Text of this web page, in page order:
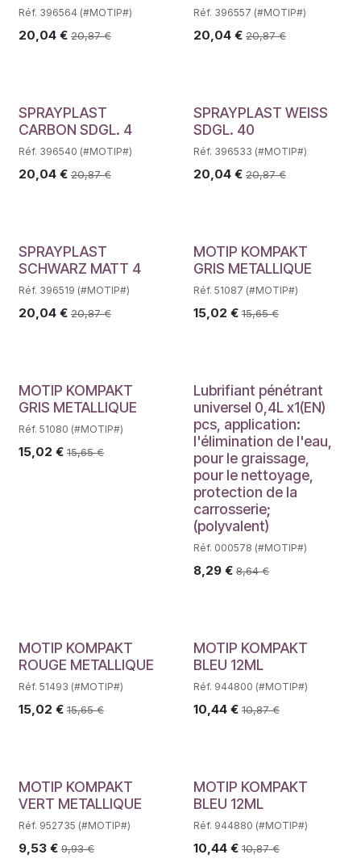
Réf. 396564 (#MOTIP#)
20,04 € 20,87€
Réf. 396557 (#MOTIP#)
20,04€ 20,87€
SPRAYPLAST
CARBON SDGL. 4
Réf. 396540 (#MOTIP#)
20,04 € 20,87€
SPRAYPLAST WEISS
SDGL. 40
Réf. 396533 (#MOTIP#)
20,04€ 20,87€
SPRAYPLAST
SCHWARZ MATT 4
Réf. 396519 (#MOTIP#)
20,04 € 20,87€
MOTIP KOMPAKT
GRIS METALLIQUE
Réf. 51087 (#MOTIP#)
15,02 € 15,65€
MOTIP KOMPAKT
GRIS METALLIQUE
Réf. 51080 (#MOTIP#)
15,02 € 15,65€
Lubrifiant pénétrant
universel 0,4L x1(EN)
pcs, application:
l'élimination de l'eau,
pour le graissage,
pour le nettoyage,
protection de la
carrosserie;
(polyvalent)
Réf. 000578 (#MOTIP#)
8,29€ 8,64€
MOTIP KOMPAKT
ROUGE METALLIQUE
Réf. 51493 (#MOTIP#)
15,02 € 15,65€
MOTIP KOMPAKT
BLEU 12ML
Réf. 944800 (#MOTIP#)
10,44€ 10,87€
MOTIP KOMPAKT
VERT METALLIQUE
Réf. 952735 (#MOTIP#)
9,53 € 9,93€
MOTIP KOMPAKT
BLEU 12ML
Réf. 944880 (#MOTIP#)
10,44€ 10,87€